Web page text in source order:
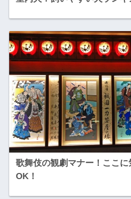
歌舞伎の観劇マナー！ここ
OK！